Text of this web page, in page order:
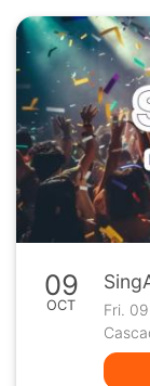
09
OCT
Fri.